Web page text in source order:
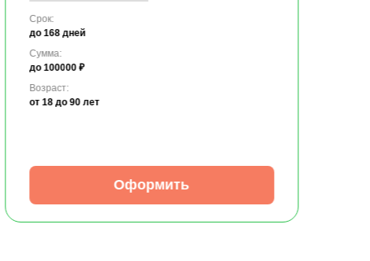
Срок:
до 168 дней
Сумма:
до 100000 ₽
Возраст:
от 18 до 90 лет
Оформить